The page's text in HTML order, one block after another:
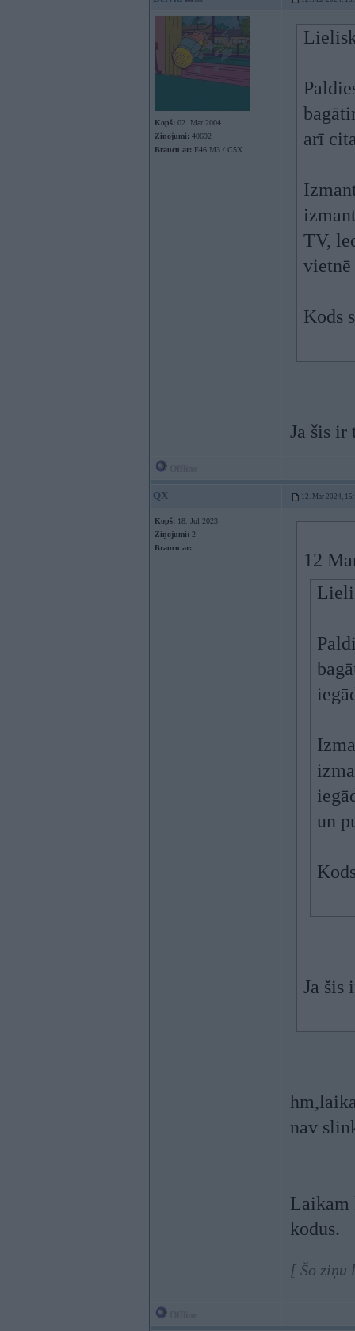
Kopš: 02. Mar 2004
Ziņojumi: 40692
Braucu ar: E46 M3 / C5X
arī
TV,
vietnē
Kods
Ja šis ir
QX 12. Mar 2024,
Kopš: 18. Jul 2023
Ziņojumi: 2
Braucu ar:
12
un
Ja šis
nav
Laikam
kodus.
[ Šo ziņu